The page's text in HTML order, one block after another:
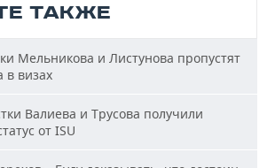
ТАКЖЕ
Мельникова и Листунова пропустят
в визах
Валиева и Трусова получили
от ISU